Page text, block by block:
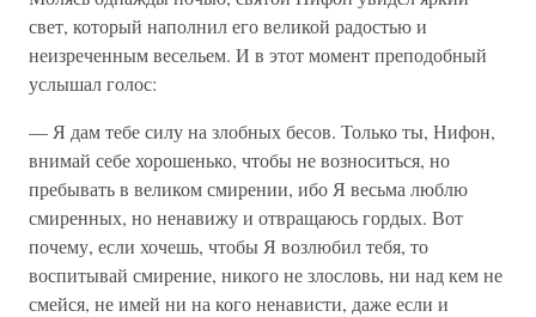
свет, который наполнил его великой радостью и
неизреченным весельем. И в этот момент преподобный
услышал голос:
— Я дам тебе силу на злобных бесов. Только ты, Нифон,
внимай себе хорошенько, чтобы не возноситься, но
пребывать в великом смирении, ибо Я весьма люблю
смиренных, но ненавижу и отвращаюсь гордых. Вот
почему, если хочешь, чтобы Я возлюбил тебя, то
воспитывай смирение, никого не злословь, ни над кем не
смейся, не имей ни на кого ненависти, даже если и